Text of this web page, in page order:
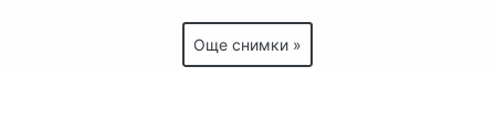
Още снимки »